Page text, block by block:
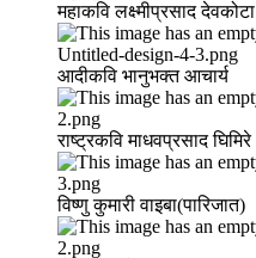
महाकवि लक्ष्मीप्रसाद देवकोटा
आदीकवि भानुभक्त आचार्य
राष्ट्रकवि माधवप्रसाद घिमिरे
विष्णु कुमारी वाइबा(पारिजात)